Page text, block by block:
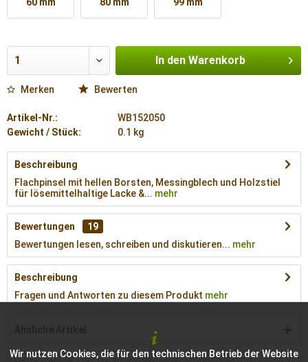
In den Warenkorb
Merken Bewerten
Artikel-Nr.:
WB152050
Gewicht / Stück:
0.1 kg
Beschreibung
Flachpinsel mit hellen Borsten, Messingblech und Holzstiel
für lösemittelhaltige Lacke &... mehr
Bewertungen
19
Bewertungen lesen, schreiben und diskutieren... mehr
Beschreibung
Fragen und Antworten zu diesem Produkt mehr
Ähnliche Artikel
Wir nutzen Cookies, die für den technischen Betrieb der Website